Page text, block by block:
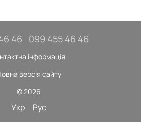
46 099 455 46 46
інформація
версія сайту
© 2026
Укр Рус